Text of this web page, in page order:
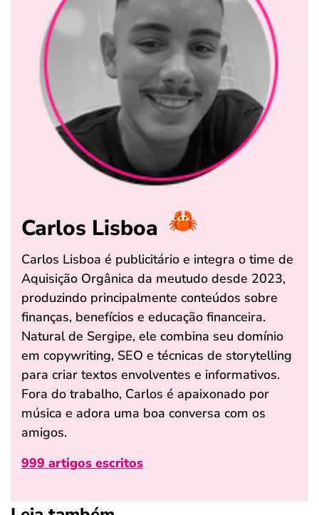
Carlos Lisboa
Carlos Lisboa é publicitário e integra o time de
Aquisição Orgânica da meutudo desde 2023,
produzindo principalmente conteúdos sobre
finanças, benefícios e educação financeira.
Natural de Sergipe, ele combina seu domínio
em copywriting, SEO e técnicas de storytelling
para criar textos envolventes e informativos.
Fora do trabalho, Carlos é apaixonado por
música e adora uma boa conversa com os
amigos.
999 artigos escritos